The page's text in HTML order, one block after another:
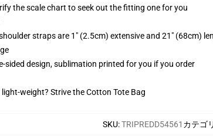
the scale chart to seek out the fitting one for you
straps are 1" (2.5cm) extensive and 21" (68cm)
sided design, sublimation printed for you if you order
weight? Strive the Cotton Tote Bag
SKU:TRIPREDD54561 カテゴ